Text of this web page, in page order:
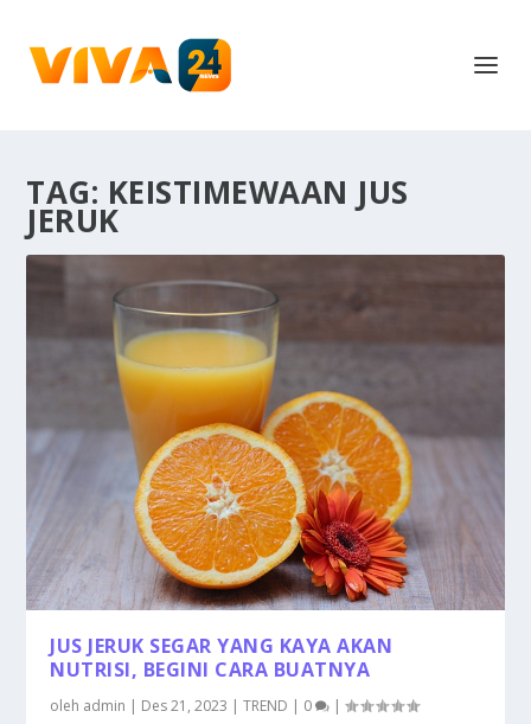
TAG: KEISTIMEWAAN JUS
JERUK
JUS JERUK SEGAR YANG KAYA AKAN
NUTRISI, BEGINI CARA BUATNYA
oleh admin | Des 21, 2023 |TREND | 0 |